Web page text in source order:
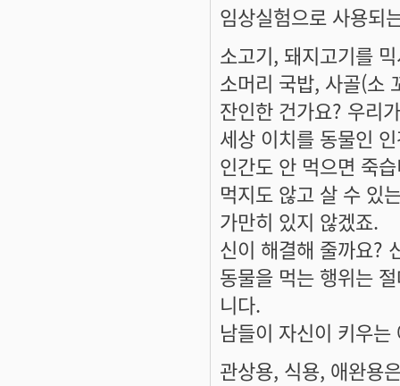
임상실험으로 사용되
소고기, 돼지고기를
소머리 국밥, 사골(소
잔인한 건가요? 우리
세상 이치를 동물인
인간도 안 먹으면 죽
먹지도 않고 살 수 있
가만히 있지 않겠죠.
신이 해결해 줄까요?
동물을 먹는 행위는
니다.
남들이 자신이 키우
관상용, 식용, 애완용